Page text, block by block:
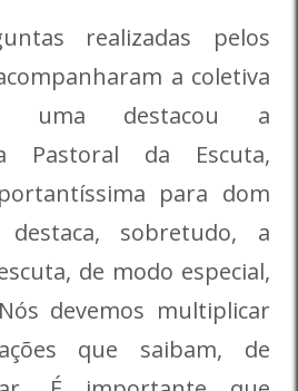
realizadas pelos
a coletiva
uma destacou a
Pastoral da Escuta,
para dom
sobretudo, a
de modo especial,
devemos multiplicar
que saibam, de